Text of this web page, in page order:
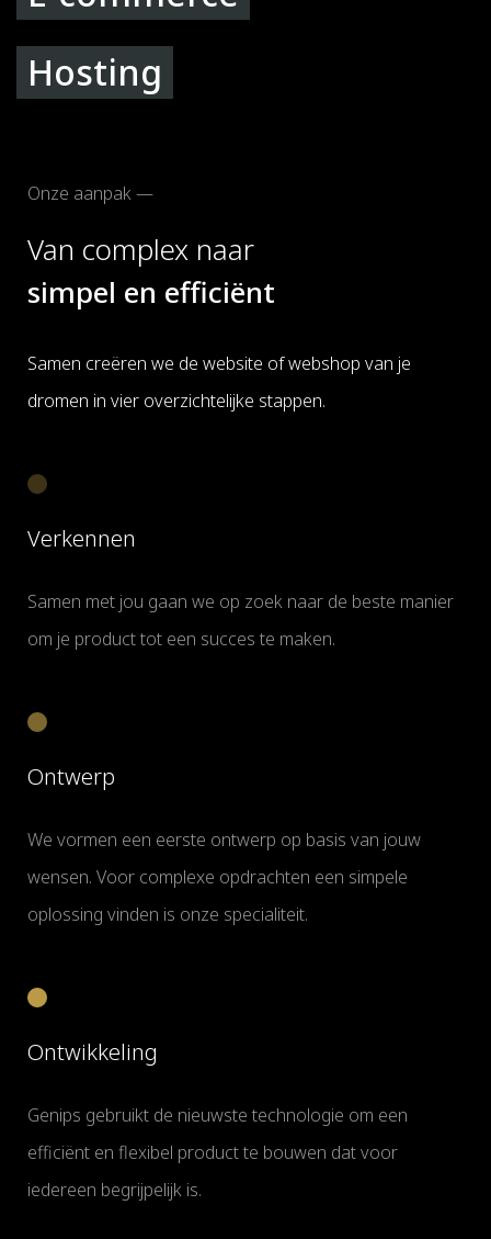
Hosting
Onze aanpak —
Van complex naar
simpel en efficiënt
Samen creëren we de website of webshop van je
dromen in vier overzichtelijke stappen.
Verkennen
Samen met jou gaan we op zoek naar de beste manier
om je product tot een succes te maken.
Ontwerp
We vormen een eerste ontwerp op basis van jouw
wensen. Voor complexe opdrachten een simpele
oplossing vinden is onze specialiteit.
Ontwikkeling
Genips gebruikt de nieuwste technologie om een
efficiënt en flexibel product te bouwen dat voor
iedereen begrijpelijk is.